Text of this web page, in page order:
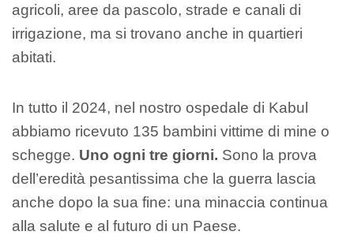
agricoli, aree da pascolo, strade e canali di
irrigazione, ma si trovano anche in quartieri
abitati.
In tutto il 2024, nel nostro ospedale di Kabul
abbiamo ricevuto 135 bambini vittime di mine o
schegge. Uno ogni tre giorni. Sono la prova
dell’eredità pesantissima che la guerra lascia
anche dopo la sua fine: una minaccia continua
alla salute e al futuro di un Paese.